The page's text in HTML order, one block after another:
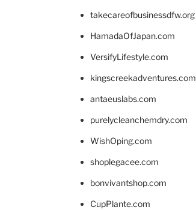
takecareofbusinessdfw.org
HamadaOfJapan.com
VersifyLifestyle.com
kingscreekadventures.com
antaeuslabs.com
purelycleanchemdry.com
WishOping.com
shoplegacee.com
bonvivantshop.com
CupPlante.com